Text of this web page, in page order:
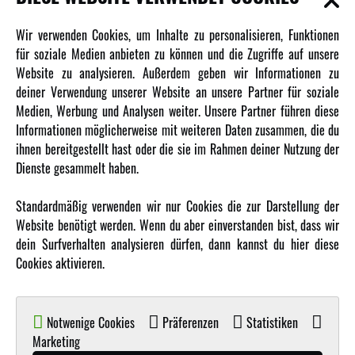
Newsletter
Über uns
Karriere
Amewi Kataloge
MEHR VON AMEWI
Amewi Construction - Nutzfahrzeuge
Malinos - Die kreative Seite von Amewi
Werden Sie Amewi Händler
Wir verwenden Cookies, um Inhalte zu personalisieren, Funktionen
für soziale Medien anbieten zu können und die Zugriffe auf unsere
Website zu analysieren. Außerdem geben wir Informationen zu
deiner Verwendung unserer Website an unsere Partner für soziale
Medien, Werbung und Analysen weiter. Unsere Partner führen diese
Informationen möglicherweise mit weiteren Daten zusammen, die du
ihnen bereitgestellt hast oder die sie im Rahmen deiner Nutzung der
Dienste gesammelt haben.
Standardmäßig verwenden wir nur Cookies die zur Darstellung der
Website benötigt werden. Wenn du aber einverstanden bist, dass wir
dein Surfverhalten analysieren dürfen, dann kannst du hier diese
Cookies aktivieren.
Notwenige Cookies Präferenzen
Statistiken
Marketing